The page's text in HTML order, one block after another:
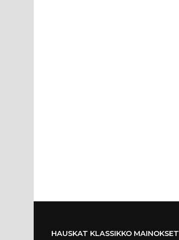
HAUSKAT KLASSIKKO MAINOKSET